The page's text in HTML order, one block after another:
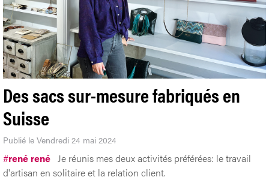
Des sacs sur-mesure fabriqués en
Suisse
Publié le Vendredi 24 mai 2024
#rené rené Je réunis mes deux activités préférées: le travail
d'artisan en solitaire et la relation client.